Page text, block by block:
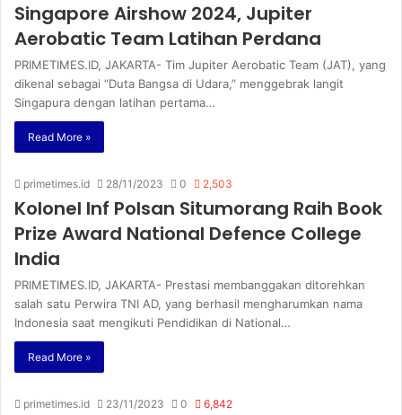
Singapore Airshow 2024, Jupiter
Aerobatic Team Latihan Perdana
PRIMETIMES.ID, JAKARTA- Tim Jupiter Aerobatic Team (JAT), yang
dikenal sebagai “Duta Bangsa di Udara,” menggebrak langit
Singapura dengan latihan pertama…
Read More »
primetimes.id 28/11/2023 0 2,503
Kolonel Inf Polsan Situmorang Raih Book
Prize Award National Defence College
India
PRIMETIMES.ID, JAKARTA- Prestasi membanggakan ditorehkan
salah satu Perwira TNI AD, yang berhasil mengharumkan nama
Indonesia saat mengikuti Pendidikan di National…
Read More »
primetimes.id 23/11/2023 0 6,842